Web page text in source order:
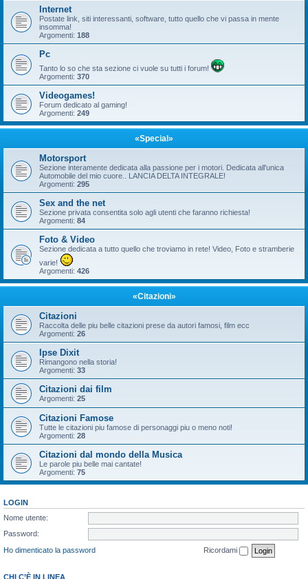
Internet
Postate link, siti interessanti, software, tutto quello che vi passa in mente
insomma!
Argomenti: 188
Pc
Tanto lo so che sta sezione ci vuole su tutti i forum!
Argomenti: 370
Videogames!
Forum dedicato al gaming!
Argomenti: 249
«Special»
Motorsport
Sezione interamente dedicata alla passione per i motori. Dedicata all'unica
Automobile del mio cuore.. LANCIA DELTA INTEGRALE!
Argomenti: 295
Sex and the net
Sezione privata consentita solo agli utenti che faranno richiesta!
Argomenti: 84
Foto & Video
Sezione dedicata a tutto quello che troviamo in rete! Video, Foto e stramberie
varie!
Argomenti: 426
«Citazioni»
Citazioni
Raccolta delle piu belle citazioni prese da autori famosi, film ecc
Argomenti: 26
Ipse Dixit
Rimangono nella storia!
Argomenti: 33
Citazioni dai film
Argomenti: 25
Citazioni Famose
Tutte le citazioni piu famose di personaggi piu o meno noti!
Argomenti: 28
Citazioni dal mondo della Musica
Le parole piu belle mai cantate!
Argomenti: 75
LOGIN
Nome utente:
Password:
Ho dimenticato la password
Ricordami
CHI C’È IN LINEA